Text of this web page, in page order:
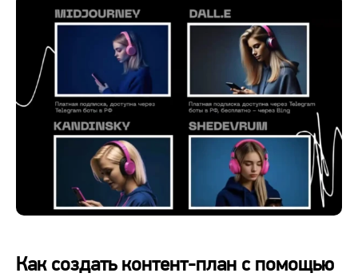
Как создать контент-план с помощью